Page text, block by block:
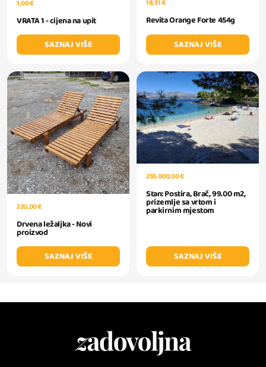
1,00 €
VRATA 1 - cijena na upit
SAZNAJ VIŠE
18,51 €
Revita Orange Forte 454g
SAZNAJ VIŠE
220,00 €
Drvena ležaljka - Novi
proizvod
SAZNAJ VIŠE
255.000,00 €
Stan: Postira, Brač, 99.00 m2,
prizemlje sa vrtom i
parkirnim mjestom
SAZNAJ VIŠE